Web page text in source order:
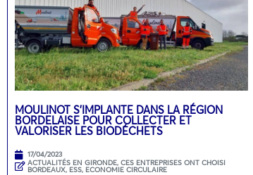
MOULINOT S’IMPLANTE DANS LA RÉGION
BORDELAISE POUR COLLECTER ET
VALORISER LES BIODÉCHETS
17/04/2023
ACTUALITÉS EN GIRONDE, CES ENTREPRISES ONT CHOISI
BORDEAUX, ESS, ECONOMIE CIRCULAIRE